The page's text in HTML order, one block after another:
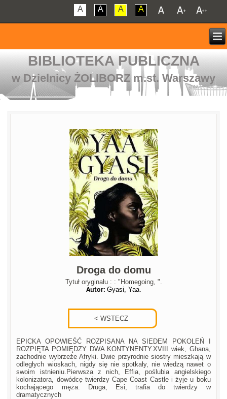
A A A A
BIBLIOTEKA PUBLICZNA
w Dzielnicy ŻOLIBORZ m.st. Warszawy
Droga do domu
Tytuł oryginału : : "Homegoing, ".
Autor: Gyasi, Yaa.
EPICKA OPOWIEŚĆ ROZPISANA NA SIEDEM POKOLEŃ I
ROZPIĘTA POMIĘDZY DWA KONTYNENTY.XVIII wiek, Ghana,
zachodnie wybrzeże Afryki. Dwie przyrodnie siostry mieszkają w
odległych wioskach, nigdy się nie spotkały, nie wiedzą nawet o
swoim istnieniu.Pierwsza z nich, Effia, poślubia angielskiego
kolonizatora, dowódcę twierdzy Cape Coast Castle i żyje u boku
kochającego męża. Druga, Esi, trafia do twierdzy w
dramatycznych